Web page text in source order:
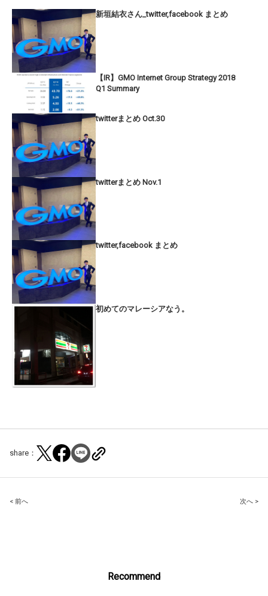
新垣結衣さん_twitter,facebook まとめ
【IR】GMO Internet Group Strategy 2018
Q1 Summary
twitterまとめ Oct.30
twitterまとめ Nov.1
twitter,facebook まとめ
初めてのマレーシアなう。
share：
Post
< 前へ 次へ >
Recommend